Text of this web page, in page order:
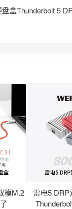
盒Thunderbolt 5
模M.2
雷电5